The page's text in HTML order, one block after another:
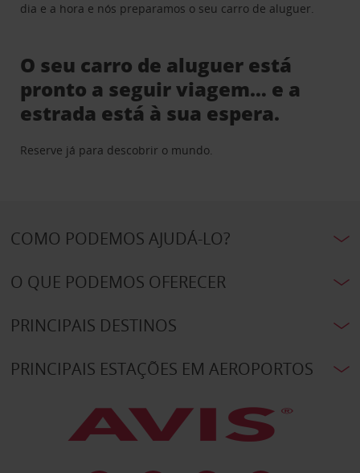
dia e a hora e nós preparamos o seu carro de aluguer.
O seu carro de aluguer está
pronto a seguir viagem… e a
estrada está à sua espera.
Reserve já para descobrir o mundo.
COMO PODEMOS AJUDÁ-LO?
O QUE PODEMOS OFERECER
PRINCIPAIS DESTINOS
PRINCIPAIS ESTAÇÕES EM AEROPORTOS